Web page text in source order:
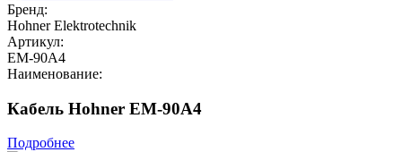
Бренд:
Hohner Elektrotechnik
Артикул:
EM-90А4
Наименование:
Кабель Hohner EM-90А4
Подробнее